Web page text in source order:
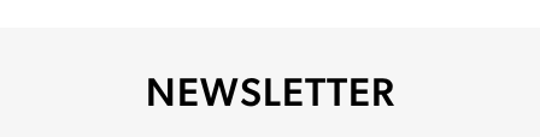
NEWSLETTER